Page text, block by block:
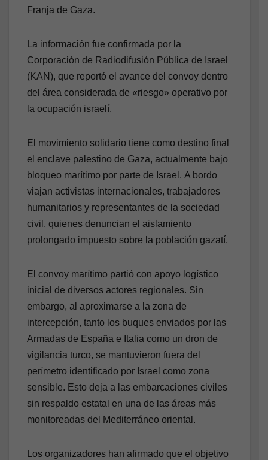
Franja de Gaza.
La información fue confirmada por la
Corporación de Radiodifusión Pública de Israel
(KAN), que reportó el avance del convoy dentro
del área considerada de «riesgo» operativo por
la ocupación israelí.
El movimiento solidario tiene como destino final
el enclave palestino de Gaza, actualmente bajo
bloqueo marítimo por parte de Israel. A bordo
viajan activistas internacionales, trabajadores
humanitarios y representantes de la sociedad
civil, quienes denuncian el aislamiento
prolongado impuesto sobre la población gazatí.
El convoy marítimo partió con apoyo logístico
inicial de diversos actores regionales. Sin
embargo, al aproximarse a la zona de
intercepción, tanto los buques enviados por las
Armadas de España e Italia como un dron de
vigilancia turco, se mantuvieron fuera del
perímetro identificado por Israel como zona
sensible. Esto deja a las embarcaciones civiles
sin respaldo estatal en una de las áreas más
monitoreadas del Mediterráneo oriental.
Los organizadores han afirmado que el objetivo